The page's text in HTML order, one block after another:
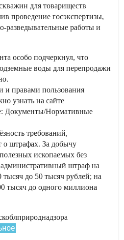
для товариществ
проведение госэкспертизы,
разведывательные работы и
особо подчеркнул, что
воды для перепродажи
и правами пользования
узнать на сайте
Документы/Нормативные
требований,
о штрафах. За добычу
ископаемых без
штраф на
до 50 тысяч рублей; на
тысяч до одного миллиона